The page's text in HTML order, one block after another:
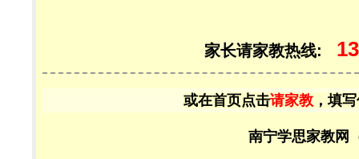
家长请家教热线:
或在首页点击请家教 ，填
南宁学思家教网